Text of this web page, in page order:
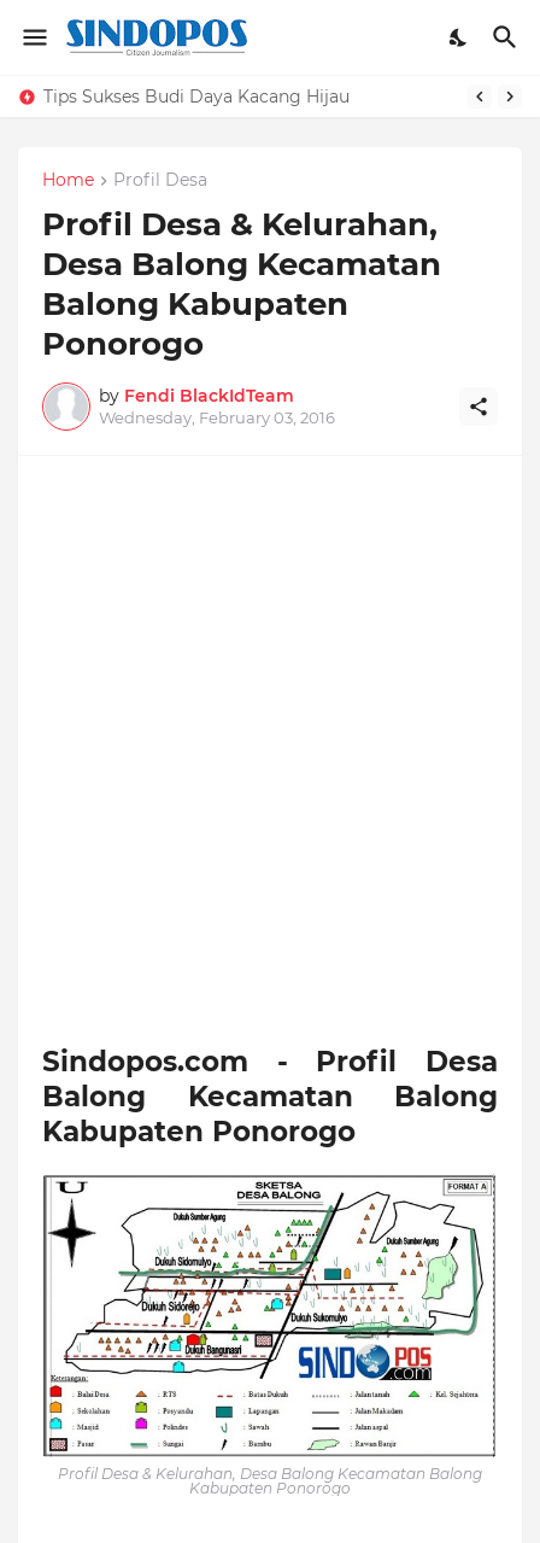
Tips Sukses Budi Daya Kacang Hijau
Home Profil Desa
Profil Desa & Kelurahan,
Desa Balong Kecamatan
Balong Kabupaten
Ponorogo
by Fendi BlackIdTeam
Wednesday, February 03, 2016
Sindopos.com - Profil Desa
Balong Kecamatan Balong
Kabupaten Ponorogo
Profil Desa & Kelurahan, Desa Balong Kecamatan Balong
Kabupaten Ponorogo